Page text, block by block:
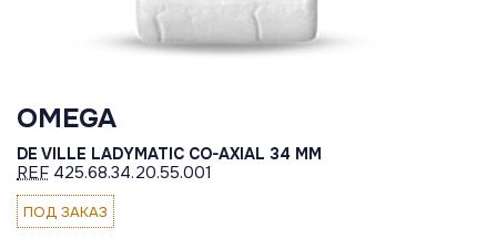
OMEGA
DE VILLE LADYMATIC CO-AXIAL 34 MM
REF 425.68.34.20.55.001
ПОД ЗАКАЗ